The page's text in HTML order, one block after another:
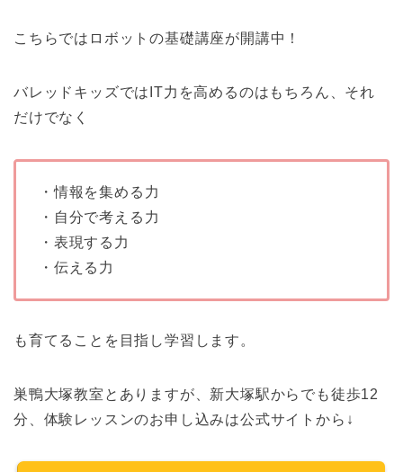
こちらではロボットの基礎講座が開講中！
バレッドキッズではIT力を高めるのはもちろん、それ
だけでなく
・情報を集める力
・自分で考える力
・表現する力
・伝える力
も育てることを目指し学習します。
巣鴨大塚教室とありますが、新大塚駅からでも徒歩12
分、体験レッスンのお申し込みは公式サイトから↓